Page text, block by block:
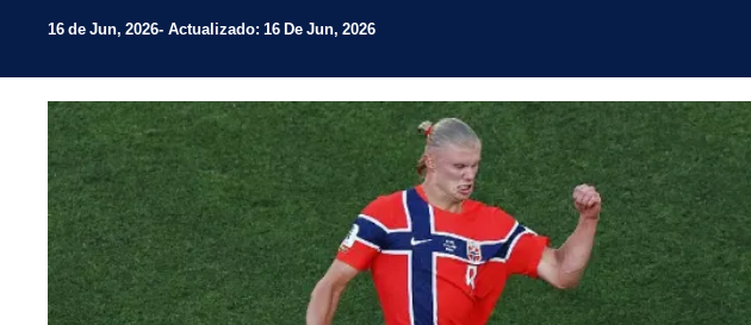
16 de Jun, 2026 Actualizado: 16 De Jun, 2026